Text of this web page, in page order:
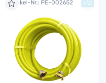
Artikel-Nr.: PE-002652 +